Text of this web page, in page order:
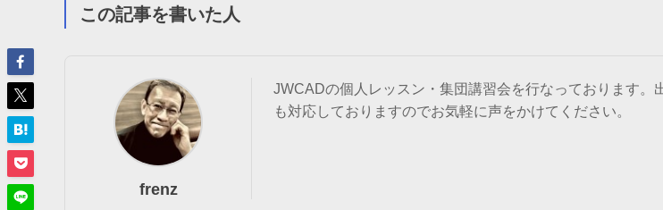
この記事を書いた人
frenz
JWCADの個人レッスン・集団講習会を行なっております。
も対応しておりますのでお気軽に声をかけてください。